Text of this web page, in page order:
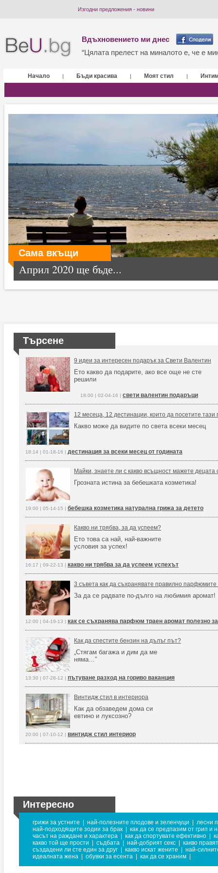
Изгодни предложения - новини
Вдъхновението ми днес
“Цялата прелест на миналото е, че е
Начало | Бъди красива | Моят стил |
Сама вкъщи
Април 2020 ще бъде...
Търсене
9 идеи за интересен подарък за Свети Валентин
Ето какво да подарите, ако все още не сте
решили
18:00 | 02-04-16 | свети валентин подаръци
12 месеца, 12 дестинации, които да посетите тази
Какво може да видите по света всеки месец
18:14 | 01-18-16 | дестинация за всеки месец от годината
Майки, знаете ли с какво всъщност мажете децата
Грозната истина за бебешката козметика!
19:00 | 05-14-15 | бебешка козметика натурална грижа за детето
Какво ни трябва, за да успеем?
Ето това са най, най-важните
условия за успех!
16:17 | 09-22-13 | какво ни трябва за да успеем успехът
3 съвета как да съхранявате правилно парфюмите
За да се радвате по-дълго на любимия аромат!
12:00 | 04-19-13 | как се съхранява парфюм траен аромат полезно
Как да спестите бензин на дълъг път?
„Стягам багажа и дим да ме
няма…”
13:30 | 07-28-12 | пътуване разход на гориво ваканция
Винтидж стил в интериора
Как да обзаведем дома си
евтино и луксозно?
20:00 | 07-10-12 | винтидж стил интериор
Интересно
грижи за устните най-полезните плодове и зеленчуци
лесни
най-подходящите зодии за брак
как да се предпазим от грип и
часът на раждане и характера
как да спортувате ефективно
какво той ще прости
съдбата най-добрият секс
какво
създадени ли сте един за друг
какво искат жените
най-
идеалната жена
обувки за есента как да се храним